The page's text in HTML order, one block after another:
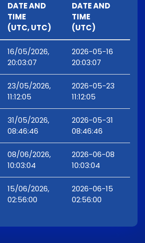
DATE AND
TIME
(UTC, UTC)
DATE AND
TIME
(UTC)
16/05/2026,
20:03:07
2026-05-16
20:03:07
23/05/2026,
11:12:05
2026-05-23
11:12:05
31/05/2026,
08:46:46
2026-05-31
08:46:46
08/06/2026,
10:03:04
2026-06-08
10:03:04
15/06/2026,
02:56:00
2026-06-15
02:56:00